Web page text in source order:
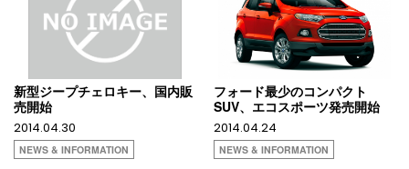
新型ジープチェロキー、国内販
売開始
2014.04.30
NEWS & INFORMATION
フォード最少のコンパクト
SUV、エコスポーツ発売開始
2014.04.24
NEWS & INFORMATION